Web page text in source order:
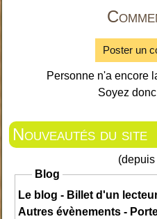
Poster un
Personne n'a encore
Soyez
Nouveautés du site
Blog
Le blog - Billet d'un
Autres évènements -